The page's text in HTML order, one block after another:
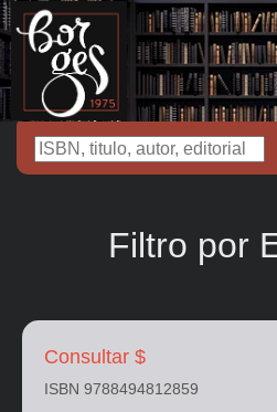
Filtro por
Consultar $
ISBN 9788494812859